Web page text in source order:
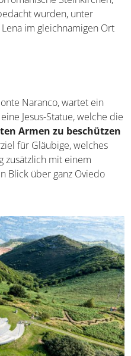
wurden, unter
im gleichnamigen Ort
Naranco, wartet ein
Jesus-Statue, welche die
Armen zu beschützen
für Gläubige, welches
zusätzlich mit einem
Blick über ganz Oviedo